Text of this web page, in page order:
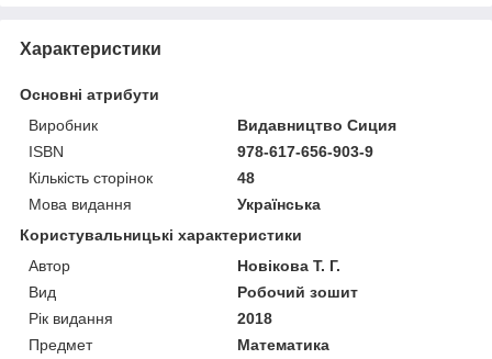
Характеристики
Основні атрибути
Виробник
Видавництво Сиция
ISBN
978-617-656-903-9
Кількість сторінок
48
Мова видання
Українська
Користувальницькі характеристики
Автор
Новікова Т. Г.
Вид
Робочий зошит
Рік видання
2018
Предмет
Математика